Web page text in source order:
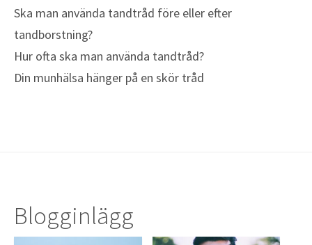
Ska man använda tandtråd före eller efter
tandborstning?
Hur ofta ska man använda tandtråd?
Din munhälsa hänger på en skör tråd
Blogginlägg